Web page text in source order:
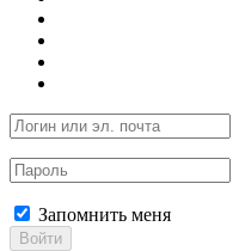
Запомнить меня
Войти